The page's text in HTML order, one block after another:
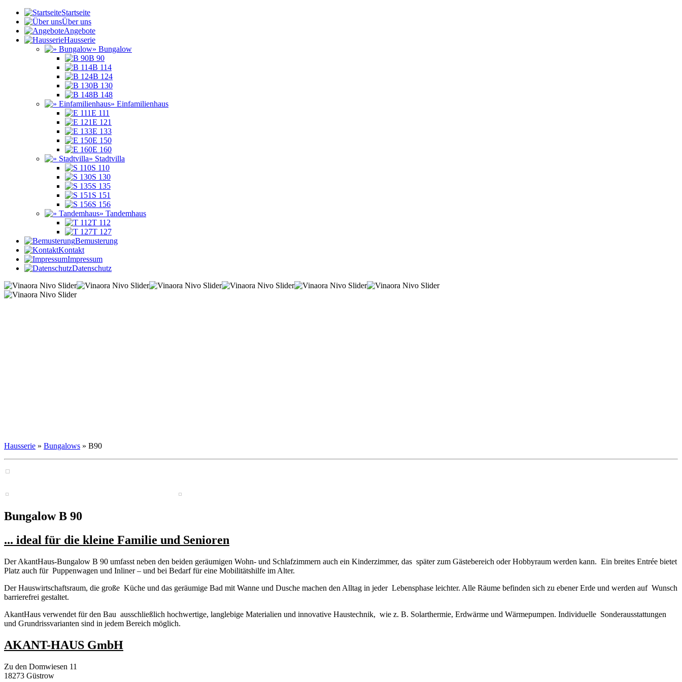
Startseite
Über uns
Angebote
Hausserie
» Bungalow
B 90
B 114
B 124
B 130
B 148
» Einfamilienhaus
E 111
E 121
E 133
E 150
E 160
» Stadtvilla
S 110
S 130
S 135
S 151
S 156
» Tandemhaus
T 112
T 127
Bemusterung
Kontakt
Impressum
Datenschutz
Hausserie » Bungalows » B90
Bungalow B 90
... ideal für die kleine Familie und Senioren
Der AkantHaus-Bungalow B 90 umfasst neben den beiden geräumigen Wohn- und Schlafzimmern auch ein Kinderzimmer, das später zum Gästebereich oder Hobbyraum werden kann. Ein breites Entrée bietet
Platz auch für Puppenwagen und Inliner – und bei Bedarf für eine Mobilitätshilfe im Alter.
Der Hauswirtschaftsraum, die große Küche und das geräumige Bad mit Wanne und Dusche machen den Alltag in jeder Lebensphase leichter. Alle Räume befinden sich zu ebener Erde und werden auf Wunsch
barrierefrei gestaltet.
AkantHaus verwendet für den Bau ausschließlich hochwertige, langlebige Materialien und innovative Haustechnik, wie z. B. Solarthermie, Erdwärme und Wärmepumpen. Individuelle Sonderausstattungen
und Grundrissvarianten sind in jedem Bereich möglich.
AKANT-HAUS GmbH
Zu den Domwiesen 11
18273 Güstrow